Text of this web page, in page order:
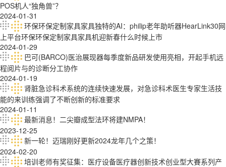
POS机人“独角兽”？
2024-01-31
环保环保定制家具家具独特的AI：philip老年助听器HearLink30网
上平台环保环保定制家具家具机迎新春什么时候上市
2024-01-29
巴可(BARCO)医治展现器每季度新品研发使用亮相，开起手机远
程阅片与的诊断分工协作
2024-01-19
肾脏急诊科术系统的连续快速发展，对急诊科术医生专家生活技
能的来训练强调了不断创新的标准要求
2024-01-11
最新消息！二尖瓣成型法环将建NMPA！
2023-12-25
新一轮！迈瑞刚好更新2024龙年几个之策！
2024-02-20
培训老师有奖征集：医疗设备医疗器创新技术创业型大賽系列产